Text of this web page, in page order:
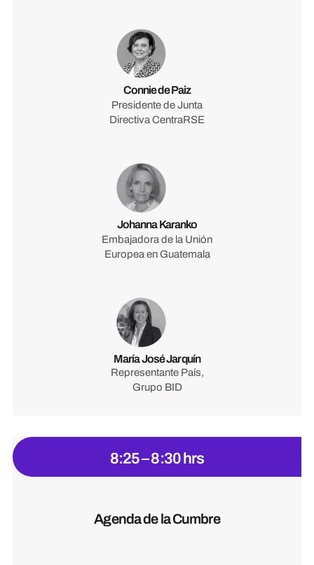
Connie de Paiz
Presidente de Junta
Directiva CentraRSE
Johanna Karanko
Embajadora de la Unión
Europea en Guatemala
María José Jarquín
Representante País,
Grupo BID
8:25 – 8:30 hrs
Agenda de la Cumbre